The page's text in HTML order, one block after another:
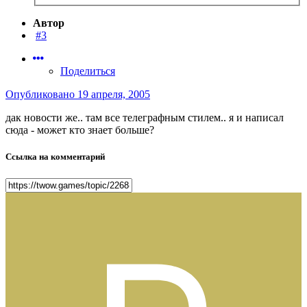
Автор
#3
Поделиться
Опубликовано 19 апреля, 2005
дак новости же.. там все телеграфным стилем.. я и написал
сюда - может кто знает больше?
Ссылка на комментарий